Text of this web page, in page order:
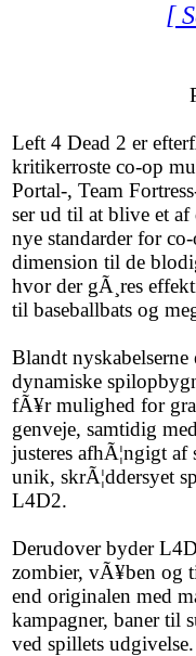
[
Left 4 Dead 2 er
kritikerroste co-op
Portal-, Team
ser ud til at blive et af
nye standarder for
dimension til de
hvor der gÃ¸res
til baseballbats og
Blandt
dynamiske
fÃ¥r mulighed for
genveje, samtidig
justeres afhÃ¦ngigt af
unik, skrÃ¦ddersyet
L4D2.
Derudover byder
zombier, vÃ¥ben og
end originalen med
kampagner, baner til
ved spillets udgivelse.